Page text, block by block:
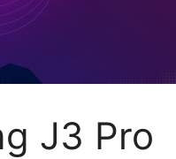
J3 Pro